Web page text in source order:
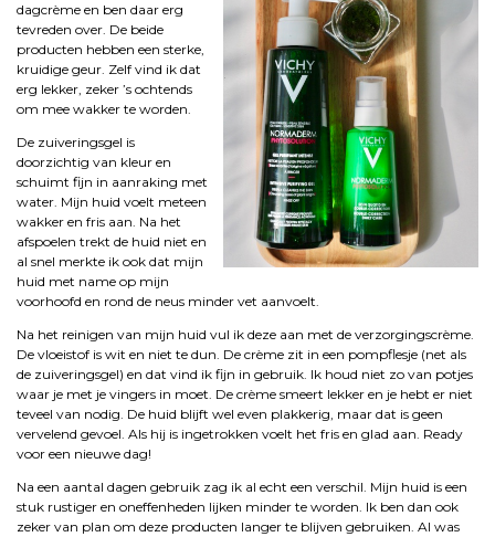
dagcrème en ben daar erg
tevreden over. De beide
producten hebben een sterke,
kruidige geur. Zelf vind ik dat
erg lekker, zeker ’s ochtends
om mee wakker te worden.
De zuiveringsgel is
doorzichtig van kleur en
schuimt fijn in aanraking met
water. Mijn huid voelt meteen
wakker en fris aan. Na het
afspoelen trekt de huid niet en
al snel merkte ik ook dat mijn
huid met name op mijn
voorhoofd en rond de neus minder vet aanvoelt.
Na het reinigen van mijn huid vul ik deze aan met de verzorgingscrème.
De vloeistof is wit en niet te dun. De crème zit in een pompflesje (net als
de zuiveringsgel) en dat vind ik fijn in gebruik. Ik houd niet zo van potjes
waar je met je vingers in moet. De crème smeert lekker en je hebt er niet
teveel van nodig. De huid blijft wel even plakkerig, maar dat is geen
vervelend gevoel. Als hij is ingetrokken voelt het fris en glad aan. Ready
voor een nieuwe dag!
Na een aantal dagen gebruik zag ik al echt een verschil. Mijn huid is een
stuk rustiger en oneffenheden lijken minder te worden. Ik ben dan ook
zeker van plan om deze producten langer te blijven gebruiken. Al was